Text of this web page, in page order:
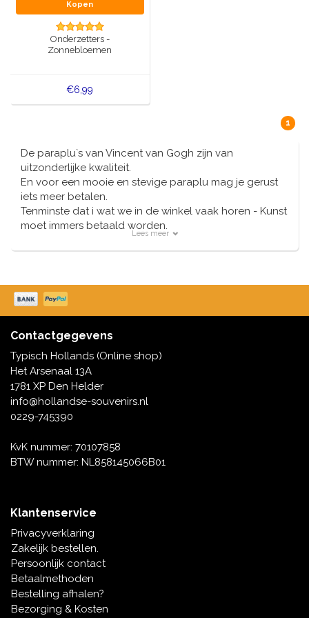
Wens & Ansichtkaarten
Pins - Speldjes
Peper en Zout stelletjes
Speelkaarten
Delfts blauwe magneten
Kopen
Onderzetters -
Zonnebloemen
€6,99
1
De paraplu`s van Vincent van Gogh zijn van
uitzonderlijke kwaliteit.
En voor een mooie en stevige paraplu mag je gerust
iets meer betalen.
Tenminste dat i wat we in de winkel vaak horen - Kunst
moet immers betaald worden.
Lees meer
Contactgegevens
Typisch Hollands (Online shop)
Het Arsenaal 13A
1781 XP Den Helder
info@hollandse-souvenirs.nl
0229-745390
KvK nummer: 70107858
BTW nummer: NL858145066B01
Klantenservice
Privacyverklaring
Zakelijk bestellen.
Persoonlijk contact
Betaalmethoden
Bestelling afhalen?
Bezorging & Kosten